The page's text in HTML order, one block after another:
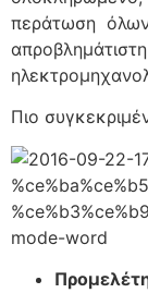
περάτωση
Πιο